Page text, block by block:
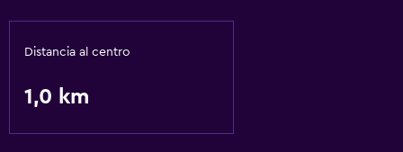
Distancia al centro
1,0 km